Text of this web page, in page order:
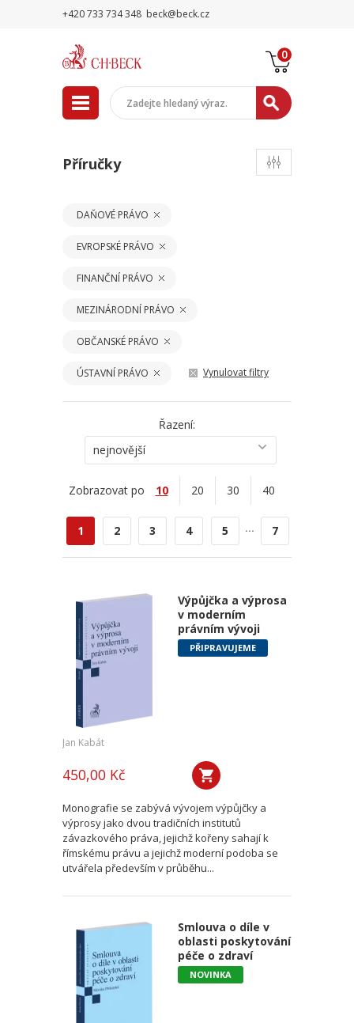
+420 733 734 348 beck@beck.cz
0
Příručky
DAŇOVÉ PRÁVO
EVROPSKÉ PRÁVO
FINANČNÍ PRÁVO
MEZINÁRODNÍ PRÁVO
OBČANSKÉ PRÁVO
ÚSTAVNÍ PRÁVO Vynulovat filtry
Řazení:
nejnovější
Zobrazovat po 10 20 30 40
1 2 3 4 5 ... 7
Výpůjčka a výprosa
v moderním
právním vývoji
PŘIPRAVUJEME
Jan Kabát
450,00 Kč
Monografie se zabývá vývojem výpůjčky a
výprosy jako dvou tradičních institutů
závazkového práva, jejichž kořeny sahají k
římskému právu a jejichž moderní podoba se
utvářela především v průběhu...
Smlouva o díle v
oblasti poskytování
péče o zdraví
NOVINKA